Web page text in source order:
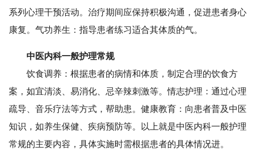
系列心理干预活动。治疗期间应保持积极沟通，促进患者身心
康复。气功养生：指导患者练习适合其体质的气。
中医内科一般护理常规
饮食调养：根据患者的病情和体质，制定合理的饮食方
案，如宜清淡、易消化、忌辛辣刺激等。情志护理：通过心理
疏导、音乐疗法等方式，帮助患。健康教育：向患者普及中医
知识，如养生保健、疾病预防等。以上就是中医内科一般护理
常规的主要内容，具体实施时需根据患者的具体情况进。